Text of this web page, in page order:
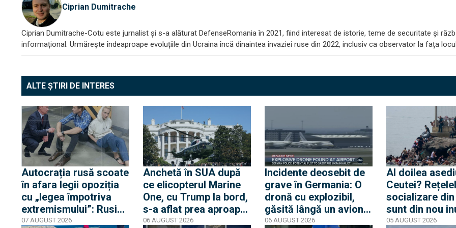
Ciprian Dumitrache
Ciprian Dumitrache-Cotu este jurnalist și s-a alăturat DefenseRomania în 2021, fiind interesat de istorie, teme de securitate și
informațional. Urmărește îndeaproape evoluțiile din Ucraina încă dinaintea invaziei ruse din 2022, inclusiv ca observator la fața
ALTE ȘTIRI DE INTERES
Autocrația rusă scoate
în afara legii opoziția
cu „legea împotriva
extremismului”: Rusia
declară „indizerabilă”
07 AUGUST 2026
Anchetă în SUA după
ce elicopterul Marine
One, cu Trump la bord,
s-a aflat prea aproape
de un avion de linie.
06 AUGUST 2026
Incidente deosebit de
grave în Germania: O
dronă cu explozibil,
găsită lângă un avion
ucrainean, în timp ce
06 AUGUST 2026
Al doilea
Ceutei?
socializare
sunt din nou
de mesaje
05 AUGUST 2026